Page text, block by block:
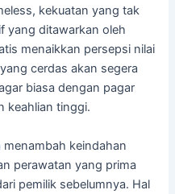
kekuatan yang tak
yang ditawarkan oleh
menaikkan persepsi nilai
cerdas akan segera
biasa dengan pagar
keahlian tinggi.
keindahan
perawatan yang prima
pemilik sebelumnya. Hal